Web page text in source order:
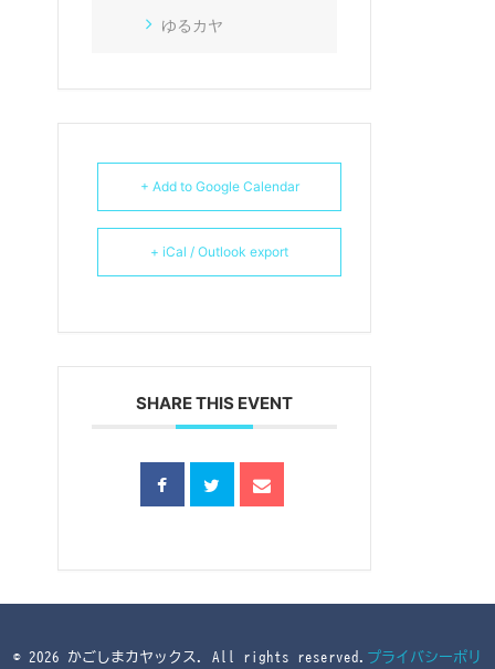
ゆるカヤ
+ Add to Google Calendar
+ iCal / Outlook export
SHARE THIS EVENT
© 2026 かごしまカヤックス. All rights reserved. プライバシーポリ